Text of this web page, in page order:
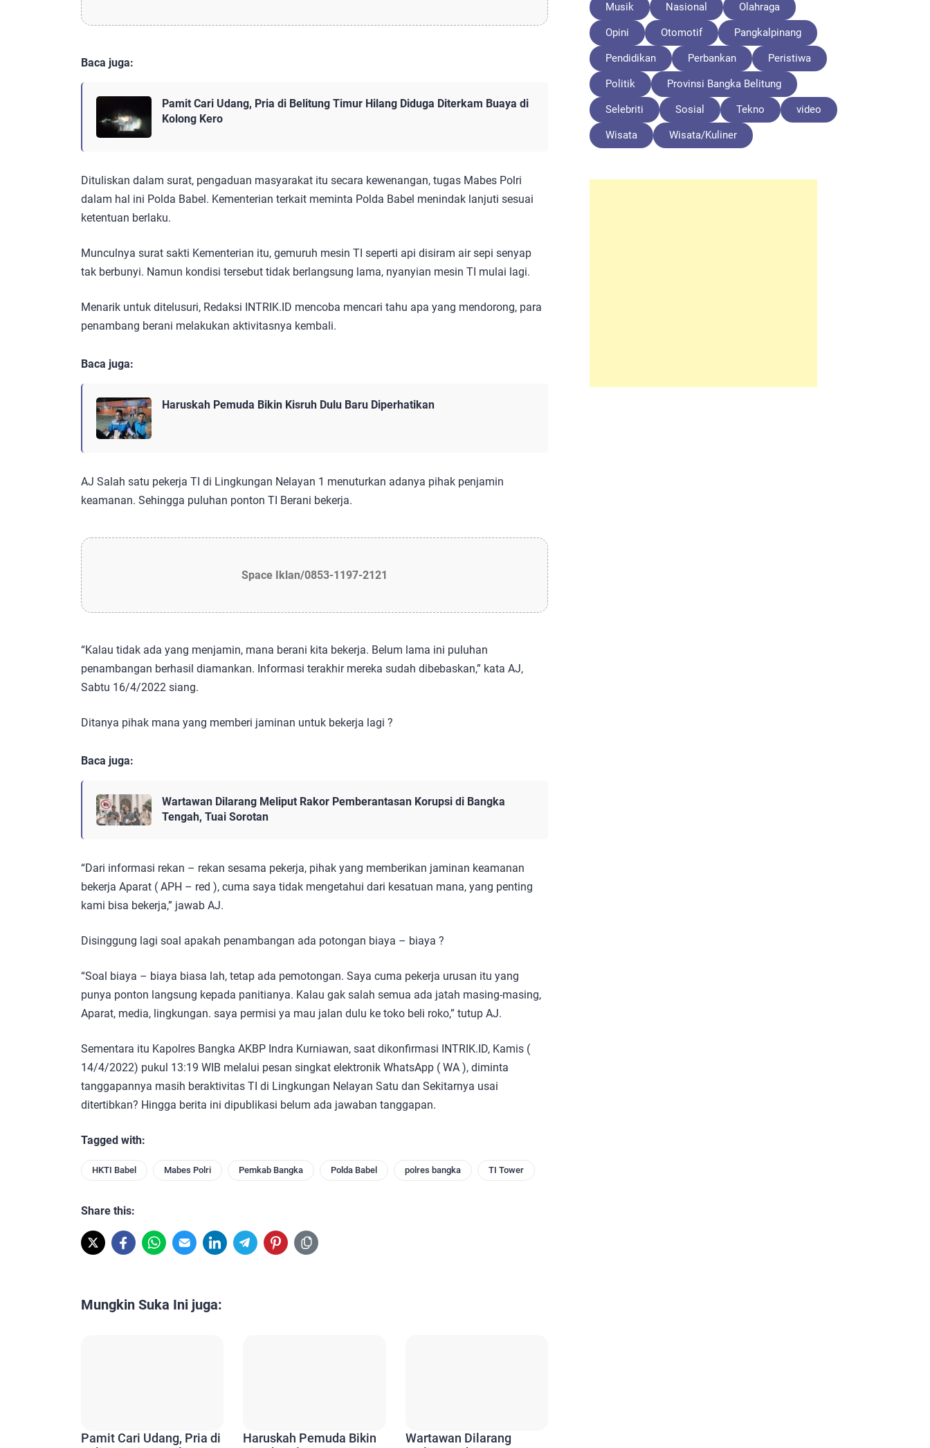
Baca juga:
Pamit Cari Udang, Pria di Belitung Timur Hilang Diduga Diterkam Buaya di
Kolong Kero
Dituliskan dalam surat, pengaduan masyarakat itu secara kewenangan, tugas Mabes Polri
dalam hal ini Polda Babel. Kementerian terkait meminta Polda Babel menindak lanjuti sesuai
ketentuan berlaku.
Munculnya surat sakti Kementerian itu, gemuruh mesin TI seperti api disiram air sepi senyap
tak berbunyi. Namun kondisi tersebut tidak berlangsung lama, nyanyian mesin TI mulai lagi.
Menarik untuk ditelusuri, Redaksi INTRIK.ID mencoba mencari tahu apa yang mendorong, para
penambang berani melakukan aktivitasnya kembali.
Baca juga:
Haruskah Pemuda Bikin Kisruh Dulu Baru Diperhatikan
AJ Salah satu pekerja TI di Lingkungan Nelayan 1 menuturkan adanya pihak penjamin
keamanan. Sehingga puluhan ponton TI Berani bekerja.
Space Iklan/0853-1197-2121
“Kalau tidak ada yang menjamin, mana berani kita bekerja. Belum lama ini puluhan
penambangan berhasil diamankan. Informasi terakhir mereka sudah dibebaskan,” kata AJ,
Sabtu 16/4/2022 siang.
Ditanya pihak mana yang memberi jaminan untuk bekerja lagi ?
Baca juga:
Wartawan Dilarang Meliput Rakor Pemberantasan Korupsi di Bangka
Tengah, Tuai Sorotan
“Dari informasi rekan – rekan sesama pekerja, pihak yang memberikan jaminan keamanan
bekerja Aparat ( APH – red ), cuma saya tidak mengetahui dari kesatuan mana, yang penting
kami bisa bekerja,” jawab AJ.
Disinggung lagi soal apakah penambangan ada potongan biaya – biaya ?
“Soal biaya – biaya biasa lah, tetap ada pemotongan. Saya cuma pekerja urusan itu yang
punya ponton langsung kepada panitianya. Kalau gak salah semua ada jatah masing-masing,
Aparat, media, lingkungan. saya permisi ya mau jalan dulu ke toko beli roko,” tutup AJ.
Sementara itu Kapolres Bangka AKBP Indra Kurniawan, saat dikonfirmasi INTRIK.ID, Kamis (
14/4/2022) pukul 13:19 WIB melalui pesan singkat elektronik WhatsApp ( WA ), diminta
tanggapannya masih beraktivitas TI di Lingkungan Nelayan Satu dan Sekitarnya usai
ditertibkan? Hingga berita ini dipublikasi belum ada jawaban tanggapan.
Tagged with:
HKTI Babel Mabes Polri Pemkab Bangka Polda Babel polres bangka TI Tower
Share this:
Mungkin Suka Ini juga:
Pamit Cari Udang, Pria di
Haruskah Pemuda Bikin
Wartawan Dilarang
Musik Nasional Olahraga
Opini Otomotif Pangkalpinang
Pendidikan Perbankan Peristiwa
Politik Provinsi Bangka Belitung
Selebriti Sosial Tekno video
Wisata Wisata/Kuliner